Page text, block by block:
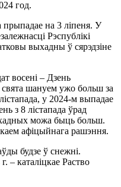
год.
прыпадае на 3 ліпеня. У
Рэспублікі
выхадны ў сярэдзіне
восені – Дзень
шануем ужо больш за
у 2024-м выпадае
з 8 лістапада ўрад
можа быць больш.
афіцыйнага рашэння.
будзе ў снежні.
– каталіцкае Раство